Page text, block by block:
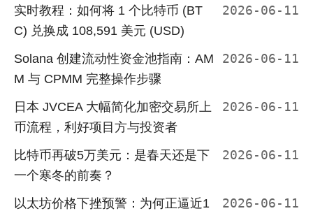
实时教程：如何将 1 个比特币 (BT
C) 兑换成 108,591 美元 (USD)
2026-06-11
Solana 创建流动性资金池指南：AM
M 与 CPMM 完整操作步骤
2026-06-11
日本 JVCEA 大幅简化加密交易所上
币流程，利好项目方与投资者
2026-06-11
比特币再破5万美元：是春天还是下
一个寒冬的前奏？
2026-06-11
以太坊价格下挫预警：为何正逼近1
2026-06-11